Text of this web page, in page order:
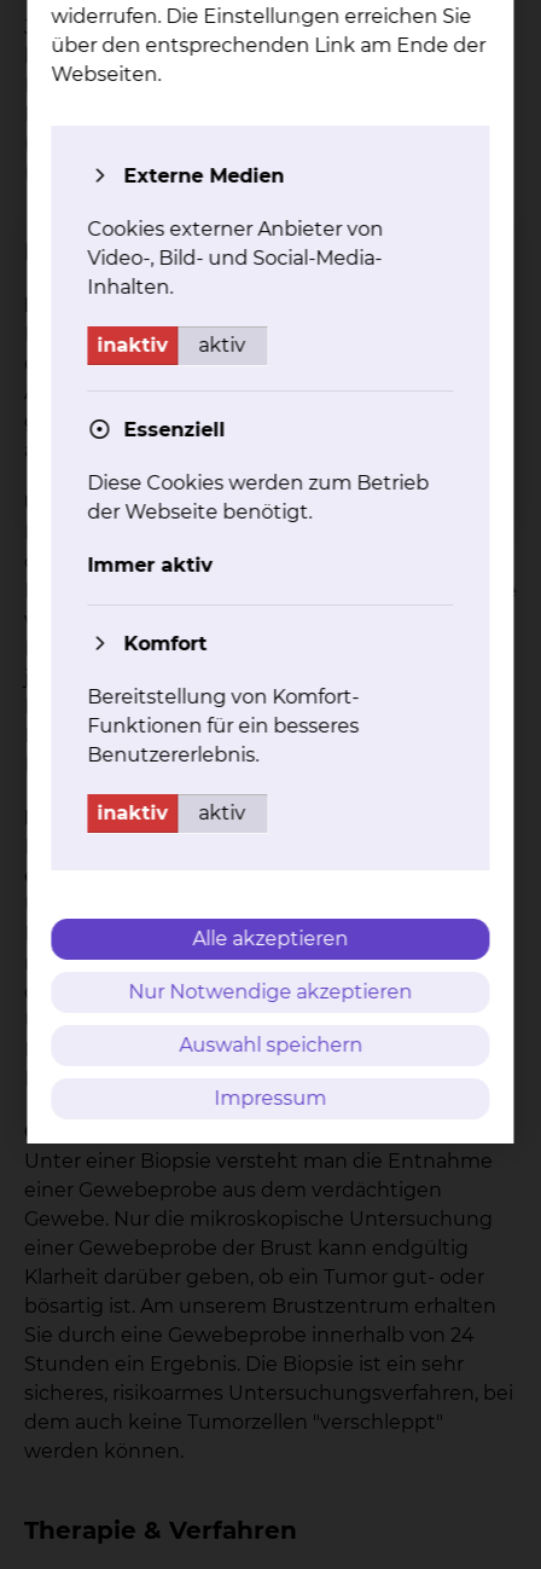
Jedoch sind dies nur äußerliche Anzeichen und
können komplett bei Veränderungen fehlen.
Diese Veränderungen sind nur durch eine
(Kernspintomographie) festzustellen.
Diagnostik
Mammographie
Die Mammographie ist eine Röntgenaufnahme
der Brust. Durch die Röntgenaufnahme kann der
Arzt genauer feststellen, ob es sich bei dem
getasteten Knoten um Brustkrebs oder um eine
andere Art von Erkrankung handelt.
Ultraschall
der Brust mittels Ultraschall. In Ergänzung zur
Mammographie spielt die Mammasonographie die
wichtigste Rolle bei der Abklärung auffälliger
Befunde. Bei manchen Frauen - vor allem bei
Mammografie schwerer zu erkennen. Mit Hilfe der
Mammasonographie können Auffälligkeiten in der
Brust weiter beurteilt und abgeklärt werden.
Kernspintomographie
eingesetzt, wenn nach den bisherigen
Befund bestehen. Bei diesem Verfahren werden
mit Hilfe eines starken Magnetfeldes Schnittbilder
des Körpers angefertigt. Somit entsteht bei dieser
Darstellung der Brust ist die Gabe eines speziellen
Gewebsproben aus der Brust - Biopsie
Unter einer Biopsie versteht man die Entnahme
einer Gewebeprobe aus dem verdächtigen
Gewebe. Nur die mikroskopische Untersuchung
einer Gewebeprobe der Brust kann endgültig
Klarheit darüber geben, ob ein Tumor gut- oder
bösartig ist. Am unserem Brustzentrum erhalten
Sie durch eine Gewebeprobe innerhalb von 24
Stunden ein Ergebnis. Die Biopsie ist ein sehr
sicheres, risikoarmes Untersuchungsverfahren, bei
dem auch keine Tumorzellen "verschleppt"
werden können.
Therapie & Verfahren
widerrufen. Die Einstellungen erreichen Sie
über den entsprechenden Link am Ende der
Webseiten.
Externe Medien
Cookies externer Anbieter von
Video-, Bild- und Social-Media-
Inhalten.
inaktiv aktiv
Essenziell
Diese Cookies werden zum Betrieb
der Webseite benötigt.
Immer aktiv
Komfort
Bereitstellung von Komfort-
Funktionen für ein besseres
Benutzererlebnis.
inaktiv aktiv
Alle akzeptieren
Nur Notwendige akzeptieren
Auswahl speichern
Impressum